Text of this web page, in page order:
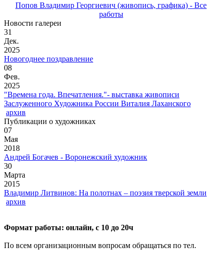
Попов Владимир Георгиевич (живопись, графика) - Все
работы
Новости галереи
31
Дек.
2025
Новогоднее поздравление
08
Фев.
2025
"Времена года. Впечатления."- выставка живописи
Заслуженного Художника России Виталия Лаханского
архив
Публикации о художниках
07
Мая
2018
Андрей Богачев - Воронежский художник
30
Марта
2015
Владимир Литвинов: На полотнах – поэзия тверской земли
архив
Формат работы: онлайн, с 10 до 20ч
По всем организационным вопросам обращаться по тел.